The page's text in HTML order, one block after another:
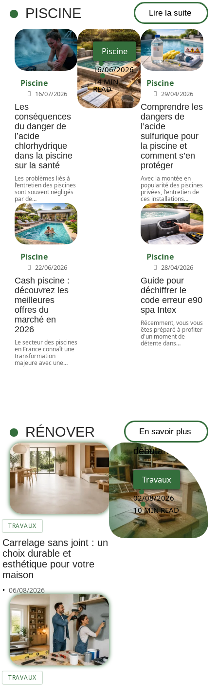
PISCINE Lire la suite
Piscine
16/07/2026
Les
conséquences
du danger de
l’acide
chlorhydrique
dans la piscine
sur la santé
Les problèmes liés à
l’entretien des piscines
sont souvent négligés
par de…
Piscine
22/06/2026
Cash piscine :
découvrez les
meilleures
offres du
marché en
2026
Le secteur des piscines
en France connaît une
transformation
majeure avec une…
Piscine
16/06/2026
14 MIN
READ
Piscine
29/04/2026
Comprendre les
dangers de
l’acide
sulfurique pour
la piscine et
comment s’en
protéger
Avec la montée en
popularité des piscines
privées, l'entretien de
ces installations…
Piscine
28/04/2026
Guide pour
déchiffrer le
code erreur e90
spa Intex
Récemment, vous vous
êtes préparé à profiter
d'un moment de
détente dans…
RÉNOVER En savoir plus
TRAVAUX
Carrelage sans joint : un
choix durable et
esthétique pour votre
maison
06/08/2026
TRAVAUX
en bois
gratuit pour
débutants
Travaux
02/08/2026
10 MIN READ